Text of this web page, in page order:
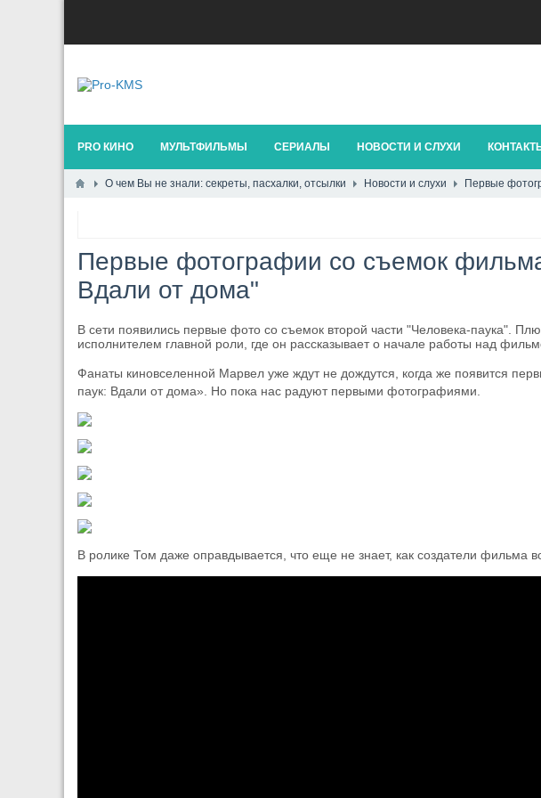
PRO КИНО МУЛЬТФИЛЬМЫ СЕРИАЛЫ НОВОСТИ И СЛУХИ
О чем Вы не знали: секреты, пасхалки, отсылки Новости и слухи Первые
Первые фотографии со съемок
Вдали от дома"
В сети появились первые фото со съемок второй части "Человека-паука".
исполнителем главной роли, где он рассказывает о начале работы над
Фанаты киновселенной Марвел уже ждут не дождутся, когда же появится
паук: Вдали от дома». Но пока нас радуют первыми фотографиями.
В ролике Том даже оправдывается, что еще не знает, как создатели фильма